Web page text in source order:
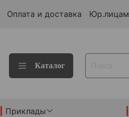
Оплата и доставка Юр.лицам
Каталог
Приклады